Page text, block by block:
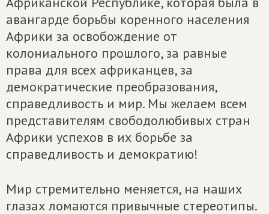
авангарде борьбы коренного населения
Африки за освобождение от
колониального прошлого, за равные
права для всех африканцев, за
демократические преобразования,
справедливость и мир. Мы желаем всем
представителям свободолюбивых стран
Африки успехов в их борьбе за
справедливость и демократию!
Мир стремительно меняется, на наших
глазах ломаются привычные стереотипы.